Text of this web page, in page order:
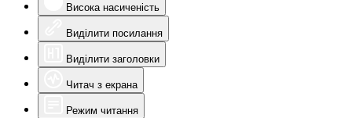
Висока насиченість
Виділити посилання
Виділити заголовки
Читач з екрана
Режим читання